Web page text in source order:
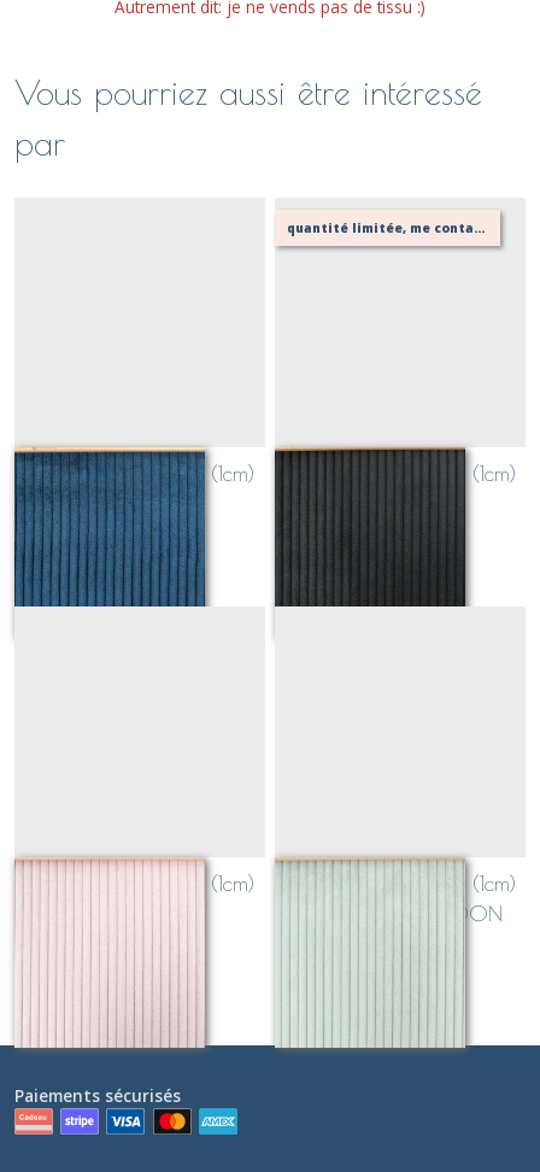
Autrement dit: je ne vends pas de tissu :)
Vous pourriez aussi être intéressé
par
velours grosses côtes (1cm)
BLEU NAVY
Sur demande
quantité limitée, me contacter pour vérifier possibilité de votre confection
velours grosses côtes (1cm)
velours grosses côtes (1cm)
Sur demande
velours grosses côtes (1cm)
VERT SAUGE CELADON
Paiements sécurisés